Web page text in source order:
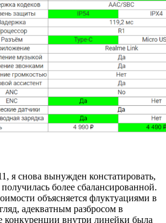
я снова вынужден констатировать,
более сбалансированной.
объясняется флуктуациями в
адекватным разбросом в
конкуренции внутри линейки была